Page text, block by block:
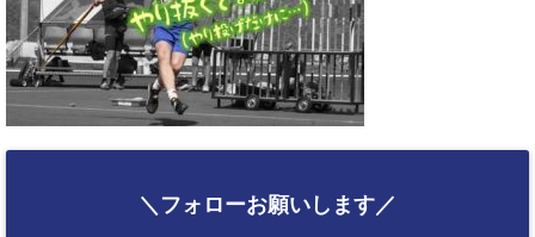
＼フォローお願いします／